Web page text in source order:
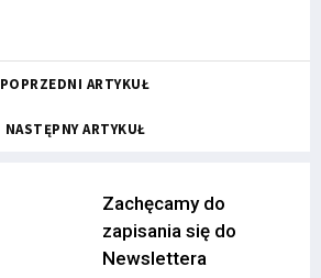
POPRZEDNI ARTYKUŁ
NASTĘPNY ARTYKUŁ
Zachęcamy do
zapisania się do
Newslettera